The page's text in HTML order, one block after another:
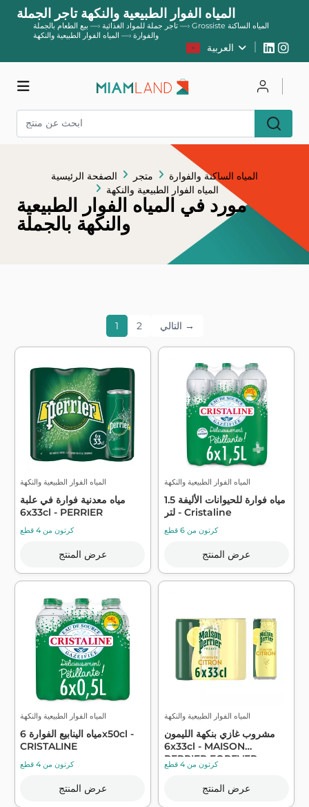
المياه الفوار الطبيعية والنكهة تاجر الجملة
تاجر جملة للمواد الغذائية —› بيع الطعام بالجملة —› Grossiste المياه الساكنة
والفوارة —› المياه الفوار الطبيعية والنكهة
العربية
الصفحة الرئيسية متجر
المياه الساكنة والفوارة
المياه الفوار الطبيعية والنكهة
مورد في المياه الفوار الطبيعية
والنكهة بالجملة
1 2 التالي →
المياه الفوار الطبيعية والنكهة
مياه معدنية فوارة في علبة
6x33cl - PERRIER
كرتون من 4 قطع
عرض المنتج
المياه الفوار الطبيعية والنكهة
مياه فوارة للحيوانات الأليفة 1.5
لتر - Cristaline
كرتون من 6 قطع
عرض المنتج
المياه الفوار الطبيعية والنكهة
مياه الينابيع الفوارة 6x50cl -
CRISTALINE
كرتون من 4 قطع
عرض المنتج
المياه الفوار الطبيعية والنكهة
مشروب غازي بنكهة الليمون
6x33cl - MAISON
PERRIER FOREVER
كرتون من 4 قطع
عرض المنتج
متجر